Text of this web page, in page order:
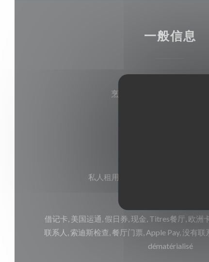
一般信息
烹调francaise传统风味, 传统
私人租用, 阳台, 现场餐厅或外卖, 按
借记卡, 美国运通, 假日券, 现金, Titres餐厅, 欧洲
联系人, 索迪斯检查, 餐厅门票, Apple Pay, 没有
dématérialisé